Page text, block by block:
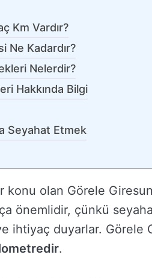
Km Vardır?
Ne Kadardır?
Nelerdir?
Hakkında Bilgi
Seyahat Etmek
olan Görele
önemlidir, çünkü
ihtiyaç duyarlar. Görele
.